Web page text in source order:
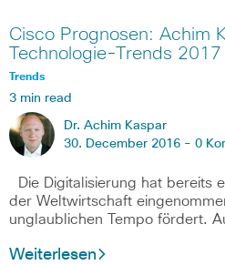
Cisco Prognosen: Achim
Technologie-Trends 2017
Trends
3 min read
Dr. Achim Kaspar
30. December 2016 - 0
Die Digitalisierung hat bereits
der Weltwirtschaft
unglaublichen Tempo fördert.
Weiterlesen